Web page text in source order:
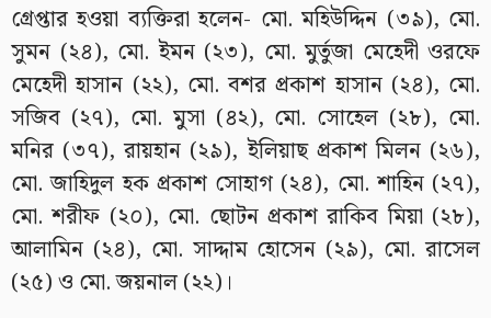
গ্রেপ্তার হওয়া ব্যক্তিরা হলেন- মো. মহিউদ্দিন (৩৯), মো.
সুমন (২৪), মো. ইমন (২৩), মো. মুর্তুজা মেহেদী ওরফে
মেহেদী হাসান (২২), মো. বশর প্রকাশ হাসান (২৪), মো.
সজিব (২৭), মো. মুসা (৪২), মো. সোহেল (২৮), মো.
মনির (৩৭), রায়হান (২৯), ইলিয়াছ প্রকাশ মিলন (২৬),
মো. জাহিদুল হক প্রকাশ সোহাগ (২৪), মো. শাহিন (২৭),
মো. শরীফ (২০), মো. ছোটন প্রকাশ রাকিব মিয়া (২৮),
আলামিন (২৪), মো. সাদ্দাম হোসেন (২৯), মো. রাসেল
(২৫) ও মো. জয়নাল (২২)।